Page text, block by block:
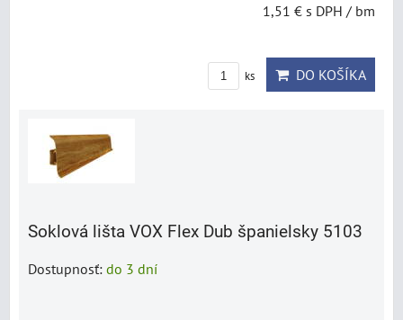
1,51 € s DPH / bm
ks DO KOŠÍKA
Soklová lišta VOX Flex Dub španielsky 5103
Dostupnosť: do 3 dní